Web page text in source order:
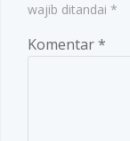
wajib ditandai *
Komentar*